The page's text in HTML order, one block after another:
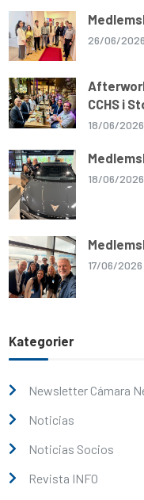
26/06/2026
CCHS i
18/06/2026
18/06/2026
17/06/2026
Kategorier
Newsletter Cámara
Noticias
Noticias Socios
Revista INFO